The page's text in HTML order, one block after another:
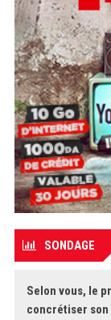
SONDAGE
Selon vous, le
concrétiser